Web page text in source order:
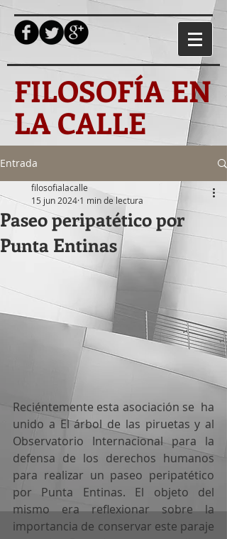
FILOSOFÍA EN
LA CALLE
Entrada
Paseo peripatético por
Punta Entinas
filosofialacalle
15 jun 2024 1 min de lectura
Reciéntemente esta asociación se  ha
unido a El árbol de las piruetas y al
Observatorio Internacional para la
defensa de los derechos humanos
para realizar un paseo peripatético
por Punta Entinas. El objeto del
mismo era reflexionar sobre la
importancia de conservar este paraje